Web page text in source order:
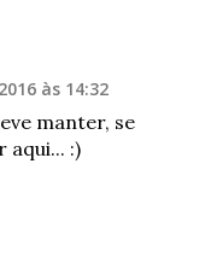
às 14:32
manter, se
aqui... :)